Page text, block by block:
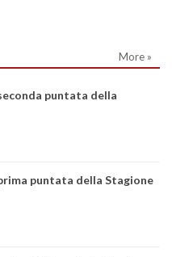
More »
puntata della
puntata della Stagione